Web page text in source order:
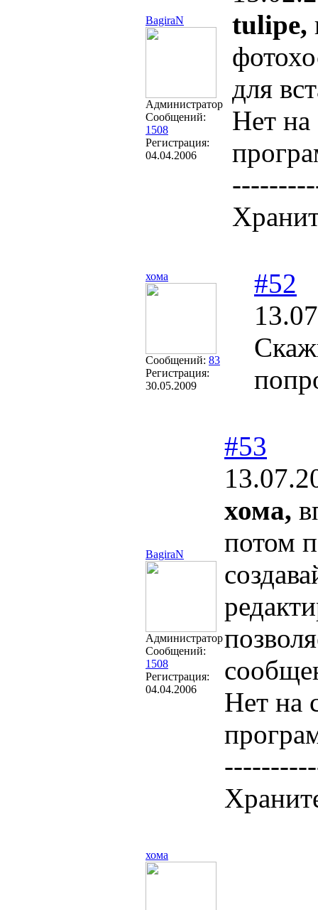
BagiraN
Администратор
Сообщений:
1508
Регистрация:
04.04.2006
tulipe,
для
Нет на
хома
Сообщений: 83
Регистрация:
30.05.2009
#52
BagiraN
Администратор
Сообщений:
1508
Регистрация:
04.04.2006
#53
хома,
потом
Нет на
хома